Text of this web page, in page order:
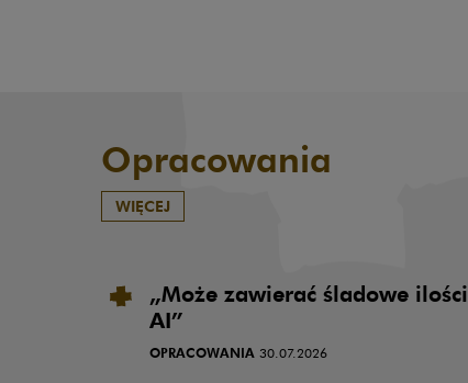
Opracowania
WIĘCEJ
„Może zawierać śladowe ilości
AI”
OPRACOWANIA 30.07.2026